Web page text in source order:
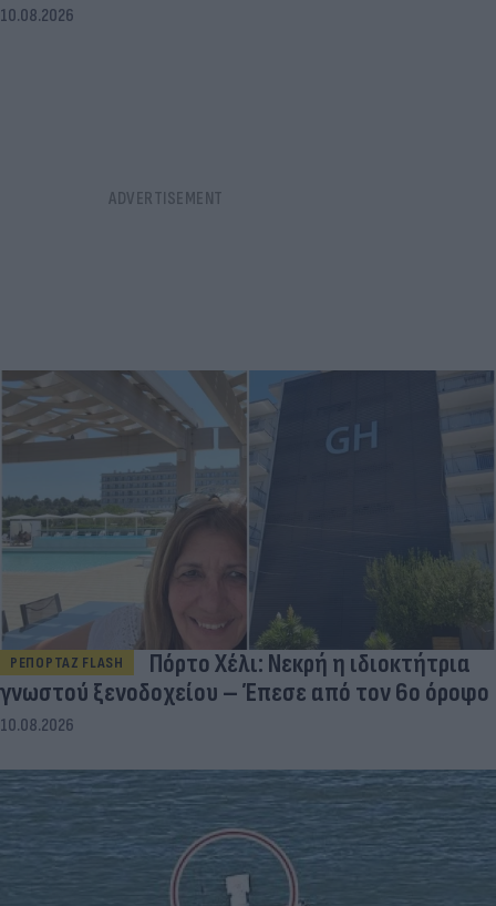
10.08.2026
ΡΕΠΟΡΤΑΖ FLASH
Πόρτο Χέλι: Νεκρή η ιδιοκτήτρια
γνωστού ξενοδοχείου – Έπεσε από τον 6ο όροφο
10.08.2026